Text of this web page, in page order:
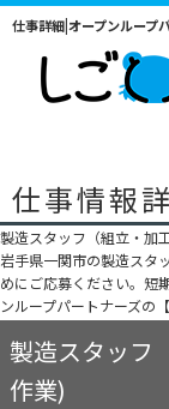
仕事詳細|オープンループ
仕事情報
製造スタッフ（組立・加
岩手県一関市の製造スタ
めにご応募ください。短
ンループパートナーズの
製造スタッフ
作業)